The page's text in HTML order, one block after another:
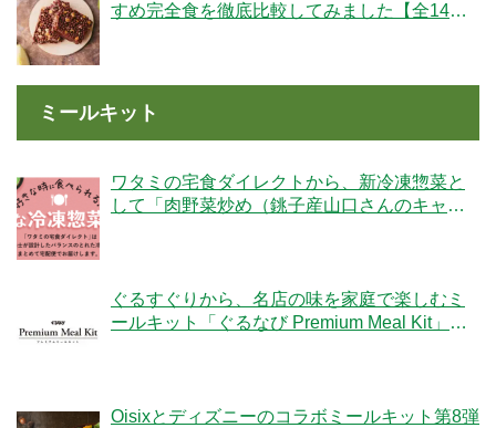
すめ完全食を徹底比較してみました【全14
ミールキット
ワタミの宅食ダイレクトから、新冷凍惣菜と
して「肉野菜炒め（銚子産山口さんのキャベ
ぐるすぐりから、名店の味を家庭で楽しむミ
ールキット「ぐるなび Premium Meal Kit」シ
Oisixとディズニーのコラボミールキット第8弾